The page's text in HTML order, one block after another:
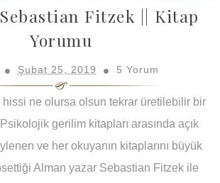
Fitzek || Kitap
Yorumu
Şubat 25, 2019 5 Yorum
ne olursa olsun tekrar üretilebilir bir
gerilim kitapları arasında açık
ve her okuyanın kitaplarını büyük
Alman yazar Sebastian Fitzek ile